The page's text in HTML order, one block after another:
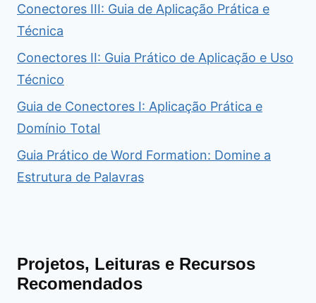
Conectores III: Guia de Aplicação Prática e
Técnica
Conectores II: Guia Prático de Aplicação e Uso
Técnico
Guia de Conectores I: Aplicação Prática e
Domínio Total
Guia Prático de Word Formation: Domine a
Estrutura de Palavras
Projetos, Leituras e Recursos
Recomendados